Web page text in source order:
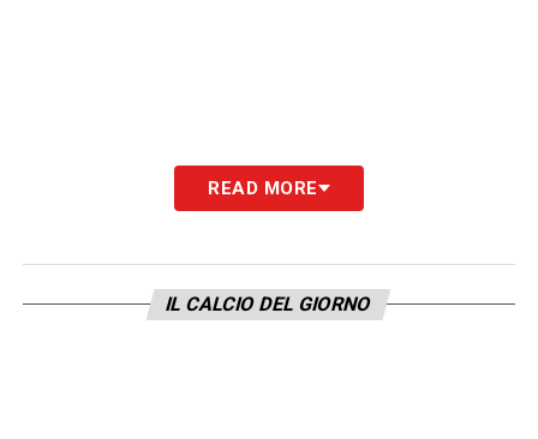
READ MORE
IL CALCIO DEL GIORNO